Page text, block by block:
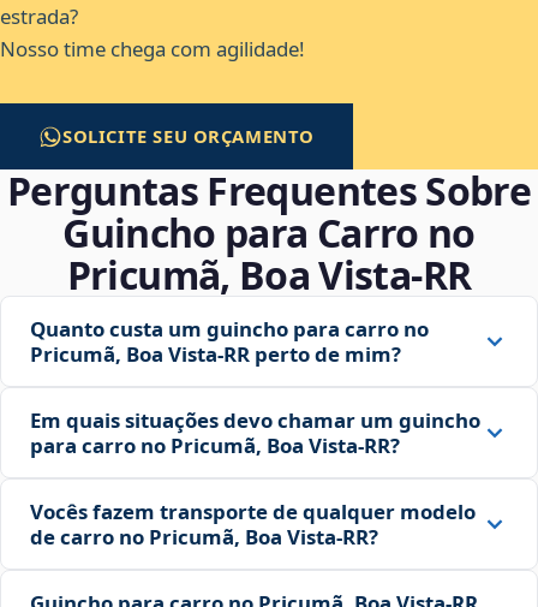
estrada?
Nosso time chega com agilidade!
SOLICITE SEU ORÇAMENTO
Perguntas Frequentes Sobre
Guincho para Carro no
Pricumã, Boa Vista‑RR
Quanto custa um guincho para carro no
Pricumã, Boa Vista‑RR perto de mim?
Em quais situações devo chamar um guincho
para carro no Pricumã, Boa Vista‑RR?
Vocês fazem transporte de qualquer modelo
de carro no Pricumã, Boa Vista‑RR?